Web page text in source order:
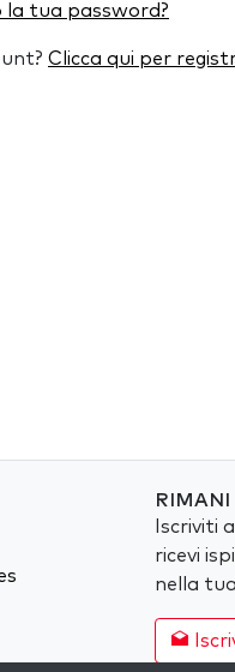
la tua password?
Clicca qui per
RIMANI
Iscriviti
ricevi
nella